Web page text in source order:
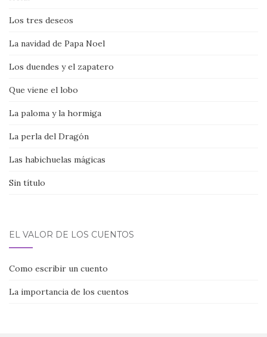
Los tres deseos
La navidad de Papa Noel
Los duendes y el zapatero
Que viene el lobo
La paloma y la hormiga
La perla del Dragón
Las habichuelas mágicas
Sin título
EL VALOR DE LOS CUENTOS
Como escribir un cuento
La importancia de los cuentos